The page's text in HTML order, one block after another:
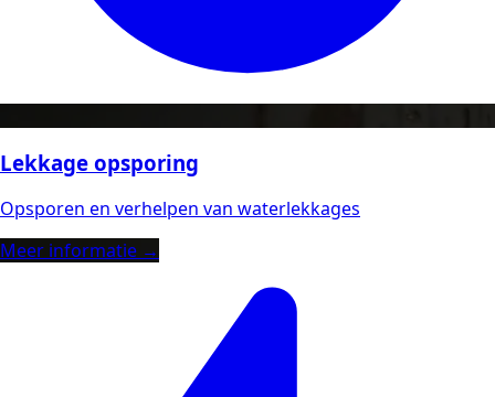
Lekkage opsporing
Opsporen en verhelpen van waterlekkages
Meer informatie →